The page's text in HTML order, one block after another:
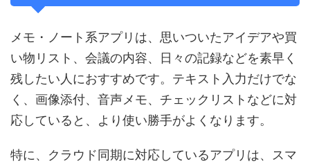
メモ・ノート系アプリは、思いついたアイデアや買
い物リスト、会議の内容、日々の記録などを素早く
残したい人におすすめです。テキスト入力だけでな
く、画像添付、音声メモ、チェックリストなどに対
応していると、より使い勝手がよくなります。
特に、クラウド同期に対応しているアプリは、スマ